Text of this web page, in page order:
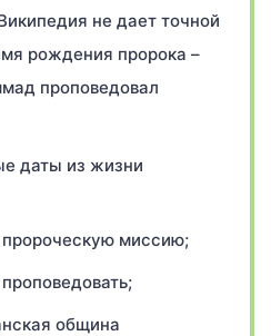
не дает точной
рождения пророка –
проповедовал
даты из жизни
пророческую миссию;
община